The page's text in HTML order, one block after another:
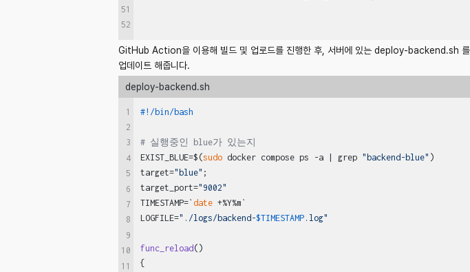
51
52
GitHub Action을 이용해 빌드 및 업로드를 진행한 후, 서버에 있는 deploy-backend.sh
업데이트 해줍니다.
deploy-backend.sh
1
2
3
4
5
6
7
8
9
10
11
#!/bin/bash
# 실행중인 blue가 있는지
EXIST_BLUE=$(sudo docker compose ps -a | grep "backend-blue" )
target="blue" ;
target_port="9002"
TIMESTAMP=` date +%Y%m`
LOGFILE="./logs/backend-$TIMESTAMP .log"
func_reload()
{